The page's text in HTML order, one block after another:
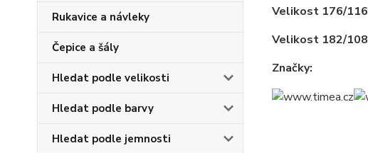
Rukavice a návleky
Čepice a šály
Hledat podle velikosti
Hledat podle barvy
Hledat podle jemnosti
Velikost 176/116
Velikost 182/108
Značky: